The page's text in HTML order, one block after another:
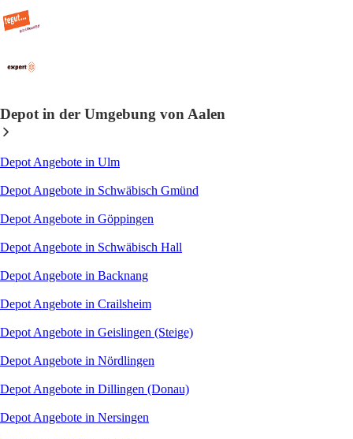
Depot in der Umgebung von Aalen
Depot Angebote in Ulm
Depot Angebote in Schwäbisch Gmünd
Depot Angebote in Göppingen
Depot Angebote in Schwäbisch Hall
Depot Angebote in Backnang
Depot Angebote in Crailsheim
Depot Angebote in Geislingen (Steige)
Depot Angebote in Nördlingen
Depot Angebote in Dillingen (Donau)
Depot Angebote in Nersingen